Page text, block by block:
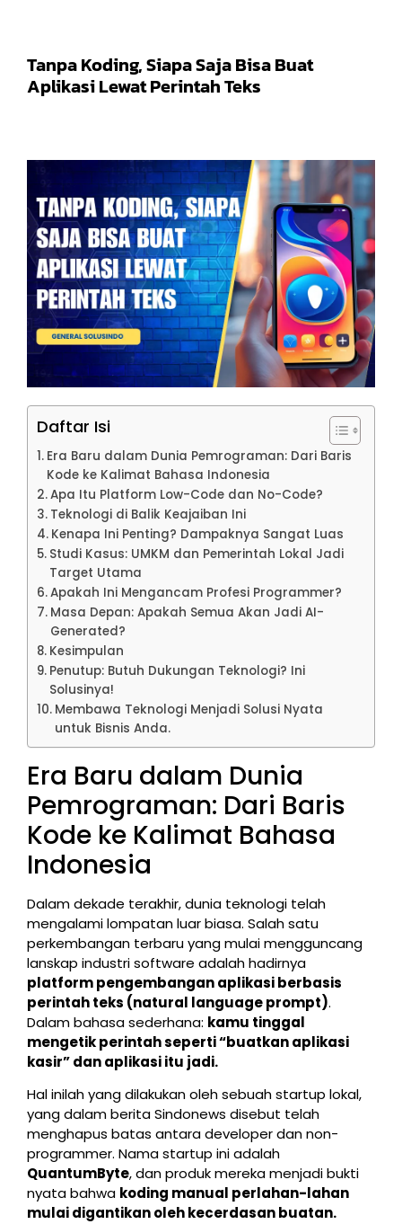
Tanpa Koding, Siapa Saja Bisa Buat
Aplikasi Lewat Perintah Teks
Daftar Isi
Era Baru dalam Dunia Pemrograman: Dari Baris
Kode ke Kalimat Bahasa Indonesia
Apa Itu Platform Low-Code dan No-Code?
Teknologi di Balik Keajaiban Ini
Kenapa Ini Penting? Dampaknya Sangat Luas
Studi Kasus: UMKM dan Pemerintah Lokal Jadi
Target Utama
Apakah Ini Mengancam Profesi Programmer?
Masa Depan: Apakah Semua Akan Jadi AI-
Generated?
Kesimpulan
Penutup: Butuh Dukungan Teknologi? Ini
Solusinya!
Membawa Teknologi Menjadi Solusi Nyata
untuk Bisnis Anda.
Era Baru dalam Dunia
Pemrograman: Dari Baris
Kode ke Kalimat Bahasa
Indonesia
Dalam dekade terakhir, dunia teknologi telah
mengalami lompatan luar biasa. Salah satu
perkembangan terbaru yang mulai mengguncang
lanskap industri software adalah hadirnya
platform pengembangan aplikasi berbasis
perintah teks (natural language prompt).
Dalam bahasa sederhana: kamu tinggal
mengetik perintah seperti “buatkan aplikasi
kasir” dan aplikasi itu jadi.
Hal inilah yang dilakukan oleh sebuah startup lokal,
yang dalam berita Sindonews disebut telah
menghapus batas antara developer dan non-
programmer. Nama startup ini adalah
QuantumByte, dan produk mereka menjadi bukti
nyata bahwa koding manual perlahan-lahan
mulai digantikan oleh kecerdasan buatan.